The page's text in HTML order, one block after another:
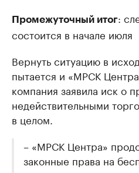
Промежуточный итог:
состоится в начале июля
Вернуть ситуацию в
пытается и «МРСК
компания заявила иск о
недействительными
в целом.
– «МРСК Центра»
законные права на